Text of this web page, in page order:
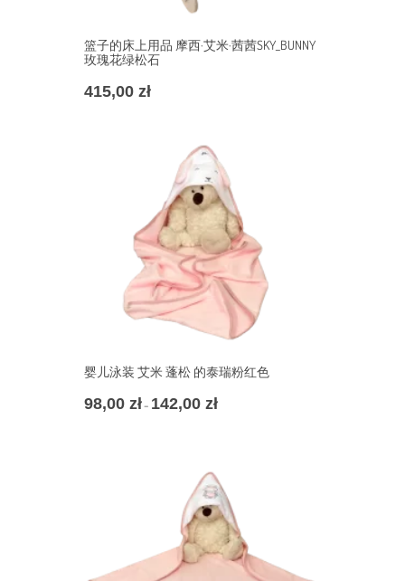
篮子的床上用品 摩西·艾米·茜茜SKY_BUNNY
玫瑰花绿松石
415,00 zł
婴儿泳装 艾米 蓬松 的泰瑞粉红色
98,00 zł– 142,00 złZakres
142,00 zł